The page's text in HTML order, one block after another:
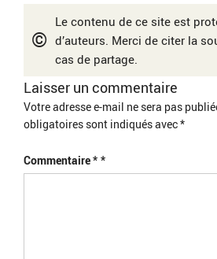
©
Le contenu de ce site est
d’auteurs. Merci de citer la
cas de partage.
Laisser un commentaire
Votre adresse e-mail ne sera pas
obligatoires sont indiqués avec*
Commentaire*